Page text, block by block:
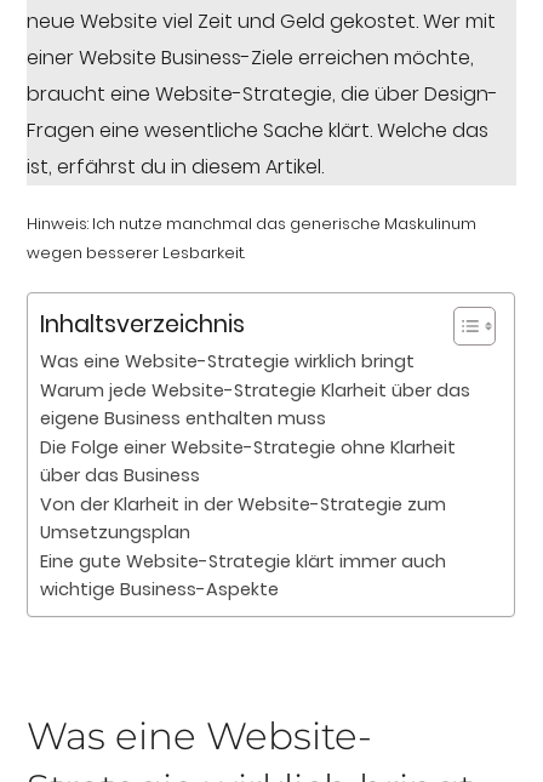
neue Website viel Zeit und Geld gekostet. Wer mit
einer Website Business-Ziele erreichen möchte,
braucht eine Website-Strategie, die über Design-
Fragen eine wesentliche Sache klärt. Welche das
ist, erfährst du in diesem Artikel.
Hinweis: Ich nutze manchmal das generische Maskulinum
wegen besserer Lesbarkeit.
Inhaltsverzeichnis
Was eine Website-Strategie wirklich bringt
Warum jede Website-Strategie Klarheit über das
eigene Business enthalten muss
Die Folge einer Website-Strategie ohne Klarheit
über das Business
Von der Klarheit in der Website-Strategie zum
Umsetzungsplan
Eine gute Website-Strategie klärt immer auch
wichtige Business-Aspekte
Was eine Website-